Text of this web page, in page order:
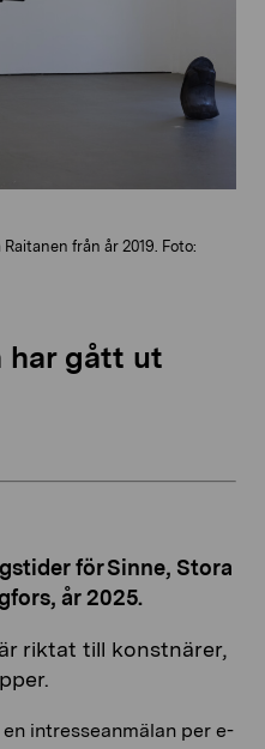
Raitanen från år 2019. Foto:
har gått ut
för Sinne, Stora
år 2025.
riktat till konstnärer,
intresseanmälan per e-